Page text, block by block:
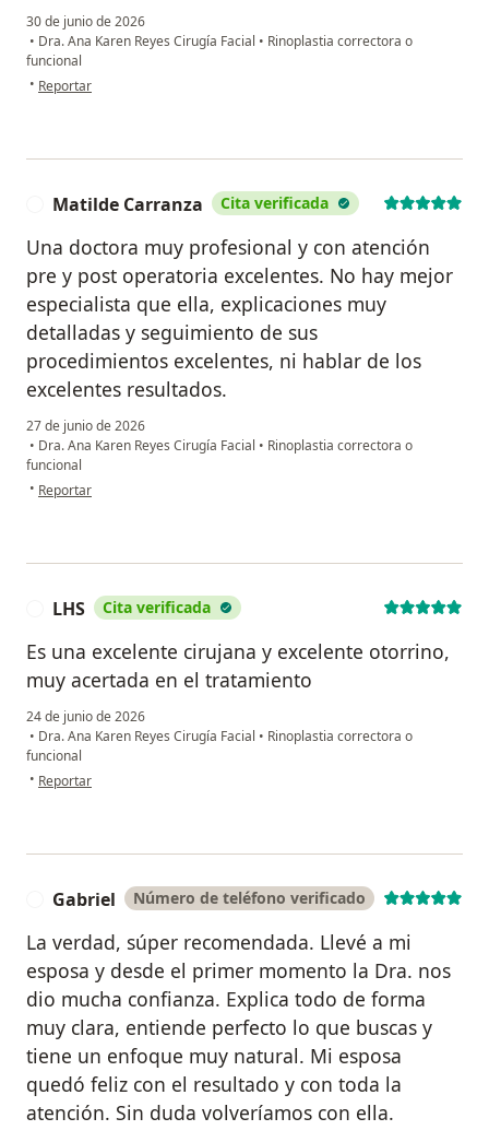
30 de junio de 2026
• Dra. Ana Karen Reyes Cirugía Facial • Rinoplastia correctora o
funcional
• en opinión del usuario Juan Sevilla
Reportar
Matilde Carranza Cita verificada
Una doctora muy profesional y con atención
pre y post operatoria excelentes. No hay mejor
especialista que ella, explicaciones muy
detalladas y seguimiento de sus
procedimientos excelentes, ni hablar de los
excelentes resultados.
27 de junio de 2026
• Dra. Ana Karen Reyes Cirugía Facial • Rinoplastia correctora o
funcional
• en opinión del usuario Matilde Carranza
Reportar
LHS Cita verificada
Es una excelente cirujana y excelente otorrino,
muy acertada en el tratamiento
24 de junio de 2026
• Dra. Ana Karen Reyes Cirugía Facial • Rinoplastia correctora o
funcional
• en opinión del usuario LHS
Reportar
Gabriel Número de teléfono verificado
La verdad, súper recomendada. Llevé a mi
esposa y desde el primer momento la Dra. nos
dio mucha confianza. Explica todo de forma
muy clara, entiende perfecto lo que buscas y
tiene un enfoque muy natural. Mi esposa
quedó feliz con el resultado y con toda la
atención. Sin duda volveríamos con ella.